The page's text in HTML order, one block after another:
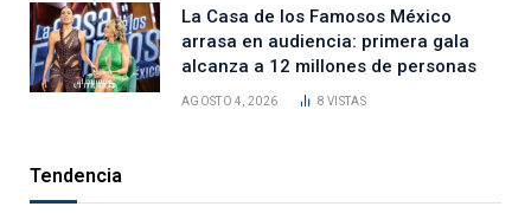
La Casa de los Famosos México
arrasa en audiencia: primera gala
alcanza a 12 millones de personas
AGOSTO 4, 2026 8VISTAS
Tendencia